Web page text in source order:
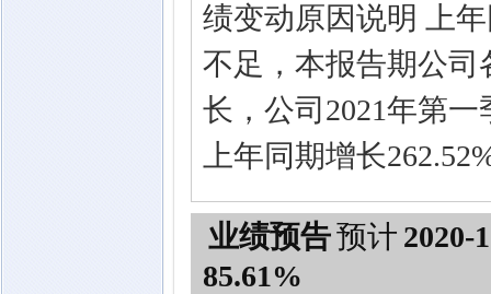
绩变动原因说明 上
不足，本报告期公
长，公司2021年第
上年同期增长
业绩预告预计 2020-
85.61%